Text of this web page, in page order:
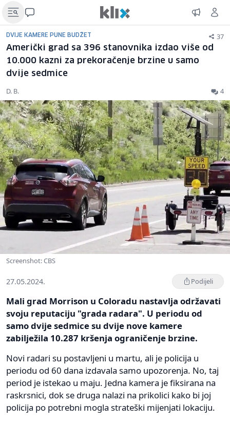
DVIJE KAMERE PUNE BUDŽET 37
Američki grad sa 396 stanovnika izdao više od
10.000 kazni za prekoračenje brzine u samo
dvije sedmice
D. B. 4
Screenshot: CBS
27.05.2024. Podijeli
Mali grad Morrison u Coloradu nastavlja održavati
svoju reputaciju "grada radara". U periodu od
samo dvije sedmice su dvije nove kamere
zabilježila 10.287 kršenja ograničenje brzine.
Novi radari su postavljeni u martu, ali je policija u
periodu od 60 dana izdavala samo upozorenja. No, taj
period je istekao u maju. Jedna kamera je fiksirana na
raskrsnici, dok se druga nalazi na prikolici kako bi joj
policija po potrebni mogla strateški mijenjati lokaciju.